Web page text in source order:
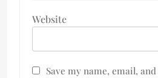
Website
Save my name, email,